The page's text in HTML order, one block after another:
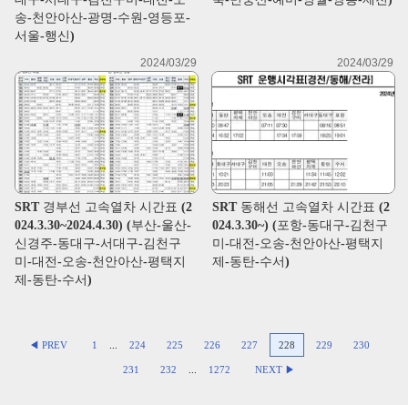
송-천안아산-광명-수원-영등포-
서울-행신)
2024/03/29
SRT 경부선 고속열차 시간표 (2
024.3.30~2024.4.30) (부산-울산-
신경주-동대구-서대구-김천구
미-대전-오송-천안아산-평택지
제-동탄-수서)
2024/03/29
SRT 동해선 고속열차 시간표 (2
024.3.30~) (포항-동대구-김천구
미-대전-오송-천안아산-평택지
제-동탄-수서)
◀ PREV 1 ... 224 225 226 227 228 229 230
231 232 ... 1272 NEXT ▶